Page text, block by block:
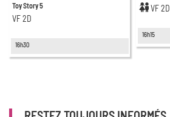
Toy Story 5
VF 2D
16h30
VF 2D
16h15